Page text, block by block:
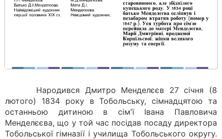
Народився Дмитро Менделєєв 27 січня (8
лютого) 1834 року в Тобольську, сімнадцятою та
останньою дитиною в сім'ї Івана Павловича
Менделєєва, що у той час посідав посаду директора
Тобольської гімназії і училища Тобольського округу.